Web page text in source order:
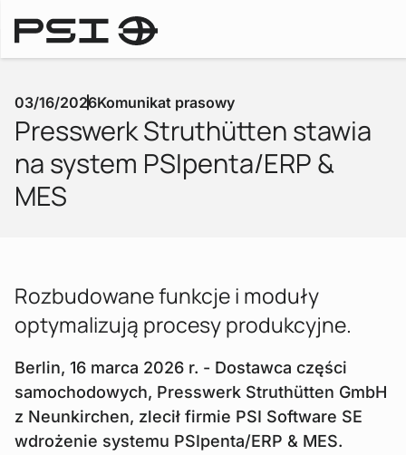
03/16/2026Komunikat prasowy
Presswerk Struthütten stawia
na system PSIpenta/ERP &
MES
Rozbudowane funkcje i moduły
optymalizują procesy produkcyjne.
Berlin, 16 marca 2026 r. - Dostawca części
samochodowych, Presswerk Struthütten GmbH
z Neunkirchen, zlecił firmie PSI Software SE
wdrożenie systemu PSIpenta/ERP & MES.